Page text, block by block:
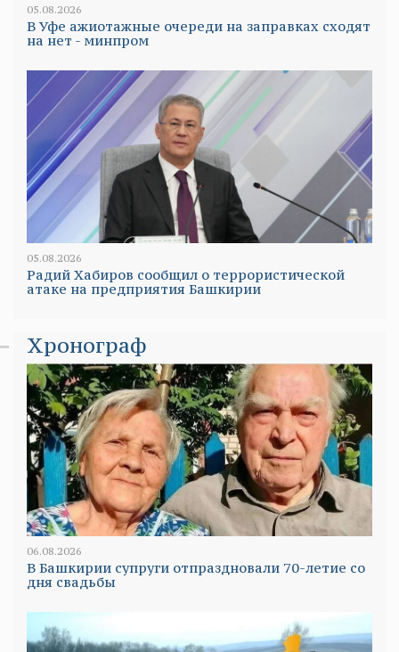
05.08.2026
В Уфе ажиотажные очереди на заправках сходят
на нет - минпром
05.08.2026
Радий Хабиров сообщил о террористической
атаке на предприятия Башкирии
Хронограф
06.08.2026
В Башкирии супруги отпраздновали 70-летие со
дня свадьбы